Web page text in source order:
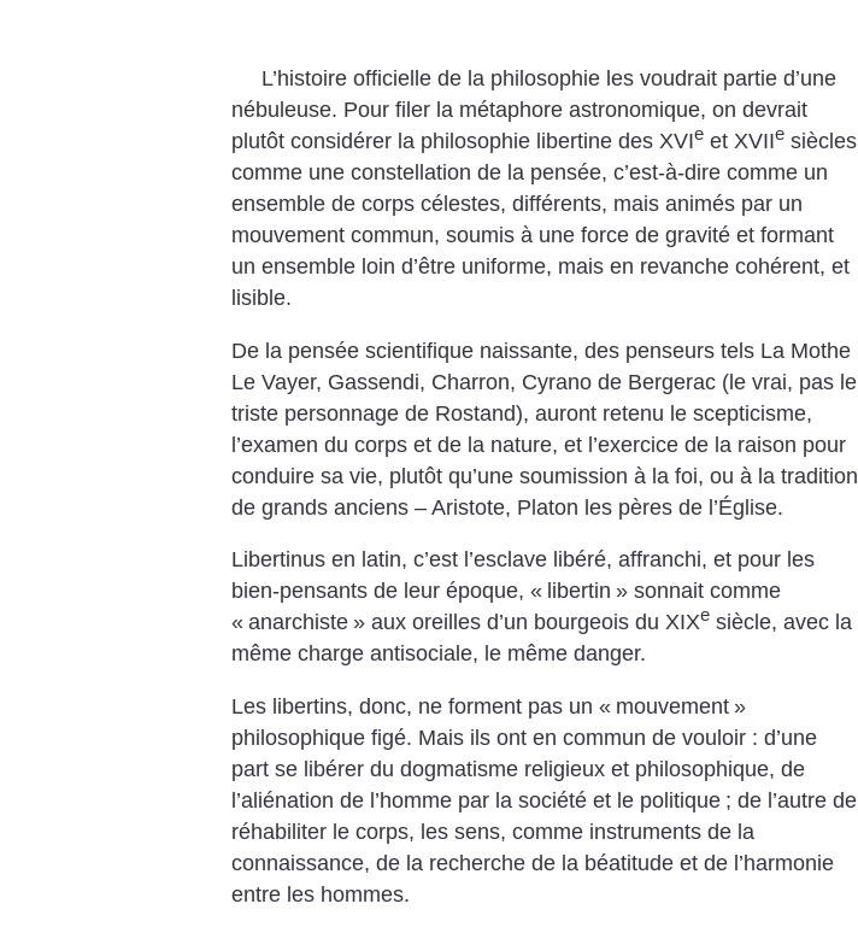
L’histoire officielle de la philosophie les voudrait partie d’une
nébuleuse. Pour filer la métaphore astronomique, on devrait
plutôt considérer la philosophie libertine des XVIe et XVIIe siècles
comme une constellation de la pensée, c’est-à-dire comme un
ensemble de corps célestes, différents, mais animés par un
mouvement commun, soumis à une force de gravité et formant
un ensemble loin d’être uniforme, mais en revanche cohérent, et
lisible.
De la pensée scientifique naissante, des penseurs tels La Mothe
Le Vayer, Gassendi, Charron, Cyrano de Bergerac (le vrai, pas le
triste personnage de Rostand), auront retenu le scepticisme,
l’examen du corps et de la nature, et l’exercice de la raison pour
conduire sa vie, plutôt qu’une soumission à la foi, ou à la tradition
de grands anciens – Aristote, Platon les pères de l’Église.
Libertinus en latin, c’est l’esclave libéré, affranchi, et pour les
bien-pensants de leur époque, « libertin » sonnait comme
« anarchiste » aux oreilles d’un bourgeois du XIXe siècle, avec la
même charge antisociale, le même danger.
Les libertins, donc, ne forment pas un « mouvement »
philosophique figé. Mais ils ont en commun de vouloir : d’une
part se libérer du dogmatisme religieux et philosophique, de
l’aliénation de l’homme par la société et le politique ; de l’autre de
réhabiliter le corps, les sens, comme instruments de la
connaissance, de la recherche de la béatitude et de l’harmonie
entre les hommes.